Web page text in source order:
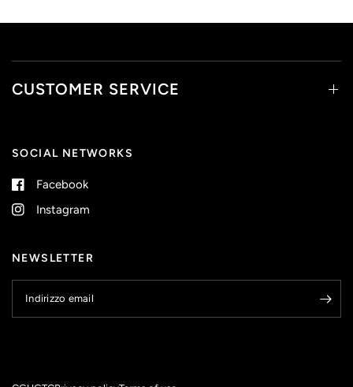
CUSTOMER SERVICE
SOCIAL NETWORKS
Facebook
Instagram
NEWSLETTER
Indirizzo email